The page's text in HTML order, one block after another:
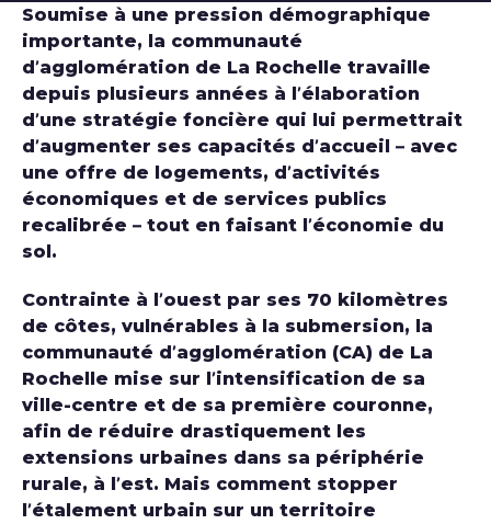
Soumise à une pression démographique
importante, la communauté
d’agglomération de La Rochelle travaille
depuis plusieurs années à l’élaboration
d’une stratégie foncière qui lui permettrait
d’augmenter ses capacités d’accueil – avec
une offre de logements, d’activités
économiques et de services publics
recalibrée – tout en faisant l’économie du
sol.
Contrainte à l’ouest par ses 70 kilomètres
de côtes, vulnérables à la submersion, la
communauté d’agglomération (CA) de La
Rochelle mise sur l’intensification de sa
ville-centre et de sa première couronne,
afin de réduire drastiquement les
extensions urbaines dans sa périphérie
rurale, à l’est. Mais comment stopper
l’étalement urbain sur un territoire